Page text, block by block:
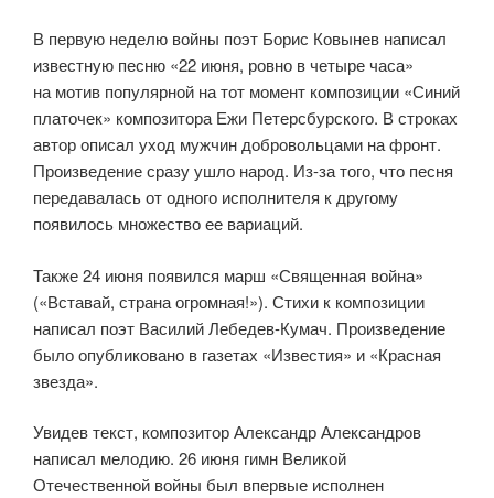
В первую неделю войны поэт Борис Ковынев написал
известную песню «22 июня, ровно в четыре часа»
на мотив популярной на тот момент композиции «Синий
платочек» композитора Ежи Петерсбурского. В строках
автор описал уход мужчин добровольцами на фронт.
Произведение сразу ушло народ. Из-за того, что песня
передавалась от одного исполнителя к другому
появилось множество ее вариаций.
Также 24 июня появился марш «Священная война»
(«Вставай, страна огромная!»). Стихи к композиции
написал поэт Василий Лебедев-Кумач. Произведение
было опубликовано в газетах «Известия» и «Красная
звезда».
Увидев текст, композитор Александр Александров
написал мелодию. 26 июня гимн Великой
Отечественной войны был впервые исполнен